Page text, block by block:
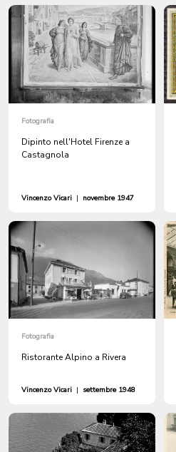
Fotografia
Dipinto nell'Hotel Firenze a
Castagnola
Vincenzo Vicari | novembre 1947
Fotografia
Ristorante Alpino a Rivera
Vincenzo Vicari | settembre 1948